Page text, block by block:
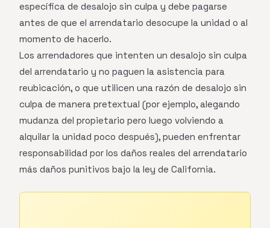
específica de desalojo sin culpa y debe pagarse
antes de que el arrendatario desocupe la unidad o al
momento de hacerlo.
Los arrendadores que intenten un desalojo sin culpa
del arrendatario y no paguen la asistencia para
reubicación, o que utilicen una razón de desalojo sin
culpa de manera pretextual (por ejemplo, alegando
mudanza del propietario pero luego volviendo a
alquilar la unidad poco después), pueden enfrentar
responsabilidad por los daños reales del arrendatario
más daños punitivos bajo la ley de California.